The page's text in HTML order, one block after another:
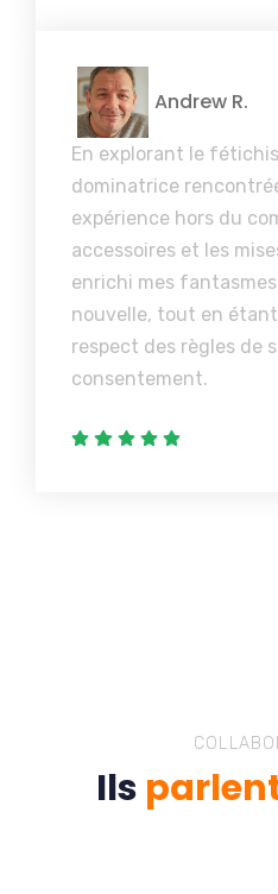
Andrew R.
En explorant le
dominatrice
expérience hors du
accessoires et les
enrichi mes
nouvelle, tout en
respect des règles de
consentement.
Ils